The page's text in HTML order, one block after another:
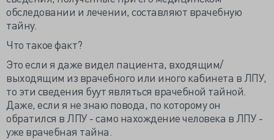
обследовании и лечении, составляют врачебную
тайну.
Что такое факт?
Это если я даже видел пациента, входящим/
выходящим из врачебного или иного кабинета в ЛПУ,
то эти сведения буут являться врачебной тайной.
Даже, если я не знаю повода, по которому он
обратился в ЛПУ - само нахождение человека в ЛПУ -
уже врачебная тайна.